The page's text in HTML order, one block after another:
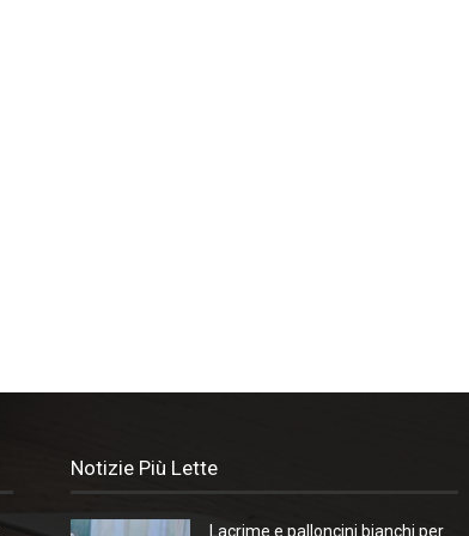
Notizie Più Lette
Lacrime e palloncini bianchi per